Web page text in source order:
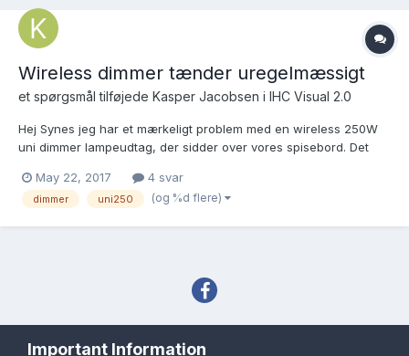
Wireless dimmer tænder uregelmæssigt
et spørgsmål tilføjede Kasper Jacobsen i IHC Visual 2.0
Hej Synes jeg har et mærkeligt problem med en wireless 250W
uni dimmer lampeudtag, der sidder over vores spisebord. Det
osv. MEN når det kommer til scenarie "stue" er den mærkelig:
Ved "Stue" scenarie, skal lampen tænd...
May 22, 2017 4 svar
dimmer uni250 (og %d flere)
Important Information